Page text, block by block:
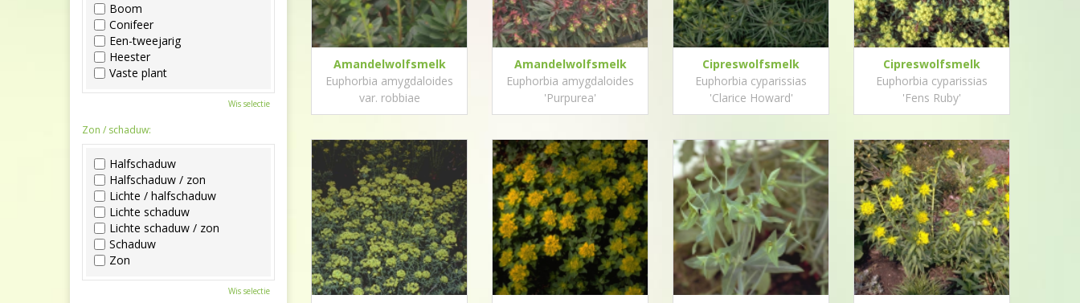
Amandelwolfsmelk
Euphorbia amygdaloides
var. robbiae
Amandelwolfsmelk
Euphorbia amygdaloides
'Purpurea'
Cipreswolfsmelk
Euphorbia cyparissias
'Clarice Howard'
Cipreswolfsmelk
Euphorbia cyparissias
'Fens Ruby'
Boom
Conifeer
Een-tweejarig
Heester
Vaste plant
Wis selectie
Zon / schaduw:
Halfschaduw
Halfschaduw / zon
Lichte / halfschaduw
Lichte schaduw
Lichte schaduw / zon
Schaduw
Zon
Wis selectie